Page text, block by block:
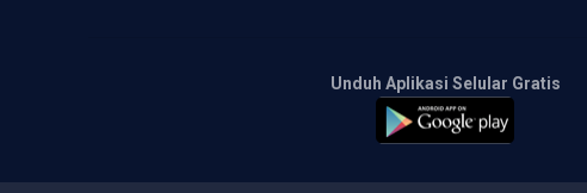
Unduh Aplikasi Selular Gratis